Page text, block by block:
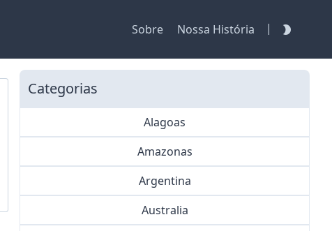
Sobre Nossa História |
Categorias
Alagoas
Amazonas
Argentina
Australia